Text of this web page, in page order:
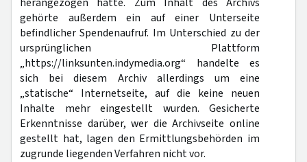
gehörte außerdem ein auf einer Unterseite
befindlicher Spendenaufruf. Im Unterschied zu der
ursprünglichen Plattform
„https://linksunten.indymedia.org“ handelte es
sich bei diesem Archiv allerdings um eine
„statische“ Internetseite, auf die keine neuen
Inhalte mehr eingestellt wurden. Gesicherte
Erkenntnisse darüber, wer die Archivseite online
gestellt hat, lagen den Ermittlungsbehörden im
zugrunde liegenden Verfahren nicht vor.